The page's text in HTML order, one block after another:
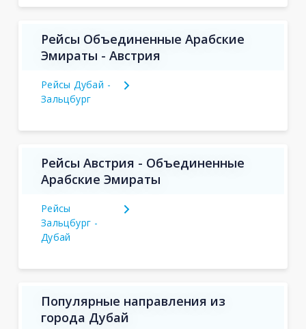
Рейсы Объединенные Арабские
Эмираты - Австрия
Рейсы Дубай -
Зальцбург
Рейсы Австрия - Объединенные
Арабские Эмираты
Рейсы
Зальцбург -
Дубай
Популярные направления из
города Дубай